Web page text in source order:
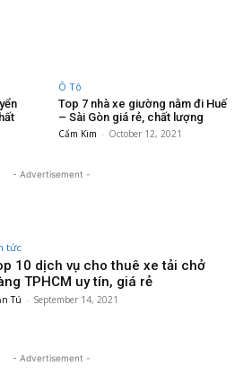
Ô Tô
Top 7 nhà xe giường nằm đi Huế
– Sài Gòn giá rẻ, chất lượng
Cẩm Kim - October 12, 2021
- Advertisement -
tức
10 dịch vụ cho thuê xe tải chở
TPHCM uy tín, giá rẻ
Tú - September 14, 2021
- Advertisement -